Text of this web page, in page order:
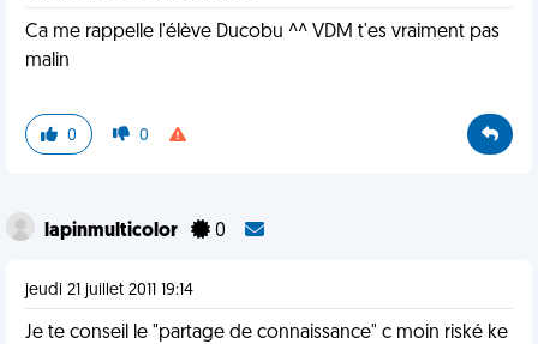
Ca me rappelle l'élève Ducobu ^^ VDM t'es vraiment pas
malin
0 0
lapinmulticolor 0
jeudi 21 juillet 2011 19:14
Je te conseil le "partage de connaissance" c moin riské ke